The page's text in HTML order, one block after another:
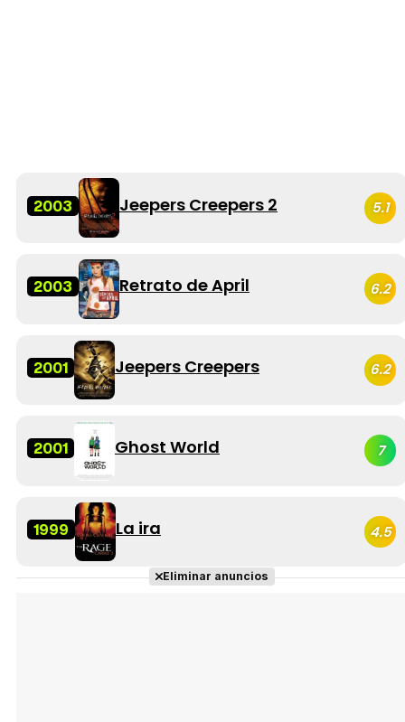
2003 Jeepers Creepers 2 5.1
2003 Retrato de April 6.2
2001 Jeepers Creepers 6.2
2001 Ghost World 7
1999 La ira 4.5
Eliminar anuncios